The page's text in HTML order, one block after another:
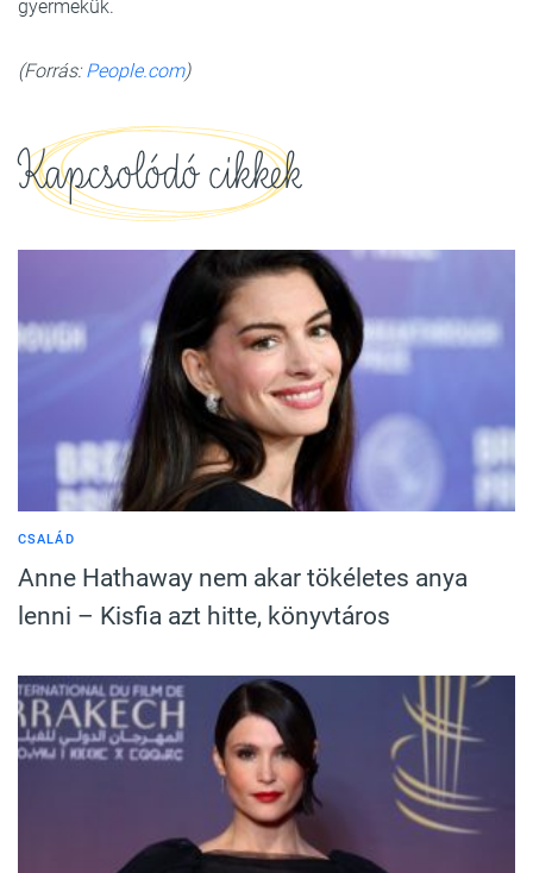
gyermekük.
(Forrás:People.com)
Kapcsolódó cikkek
CSALÁD
Anne Hathaway nem akar tökéletes anya
lenni – Kisfia azt hitte, könyvtáros